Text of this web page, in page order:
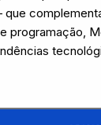
que
programação,